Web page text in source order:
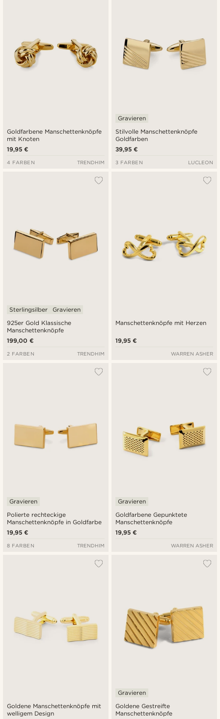
Goldfarbene Manschettenknöpfe
mit Knoten
19,95 €
4 FARBEN TRENDHIM
Stilvolle Manschettenknöpfe
Goldfarben
Gravieren
39,95 €
3 FARBEN LUCLEON
925er Gold Klassische
Manschettenknöpfe
Sterlingsilber Gravieren
199,00 €
2 FARBEN TRENDHIM
Manschettenknöpfe mit Herzen
19,95 €
WARREN ASHER
Polierte rechteckige
Manschettenknöpfe in Goldfarbe
Gravieren
19,95 €
8 FARBEN TRENDHIM
Goldfarbene Gepunktete
Manschettenknöpfe
Gravieren
19,95 €
WARREN ASHER
Goldene Manschettenknöpfe mit
welligem Design
Goldene Gestreifte
Manschettenknöpfe
Gravieren